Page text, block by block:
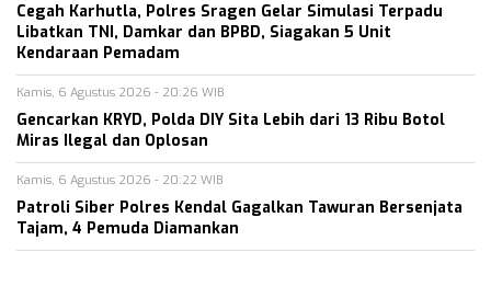
Cegah Karhutla, Polres Sragen Gelar Simulasi Terpadu
Libatkan TNI, Damkar dan BPBD, Siagakan 5 Unit
Kendaraan Pemadam
Kamis, 6 Agustus 2026 - 20:26 WIB
Gencarkan KRYD, Polda DIY Sita Lebih dari 13 Ribu Botol
Miras Ilegal dan Oplosan
Kamis, 6 Agustus 2026 - 20:22 WIB
Patroli Siber Polres Kendal Gagalkan Tawuran Bersenjata
Tajam, 4 Pemuda Diamankan